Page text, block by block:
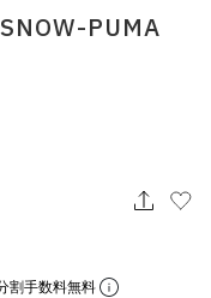
PUMA
割手数料無料